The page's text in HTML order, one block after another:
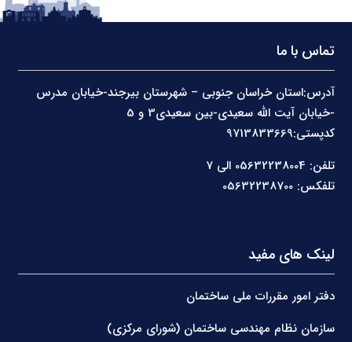
تماس با ما
آدرس:استان خراسان جنوبی – شهرستان بیرجند-خیابان مدرس
کدپستی:9713833669
تلفن: 05632238004 الی 7
تلفکس: 05632238700
لینک های مفید
دفتر امور مقررات ملی ساختمان
سازمان نظام مهندسی ساختمان (شورای مرکزی)